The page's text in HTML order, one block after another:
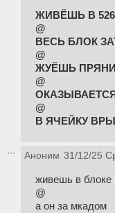
ЖИВЁШЬ В
@
ВЕСЬ БЛОК
@
ЖУЁШЬ
@
@
В ЯЧЕЙКУ
Аноним 31/12/25
живешь в блоке
@
а он за мкадом